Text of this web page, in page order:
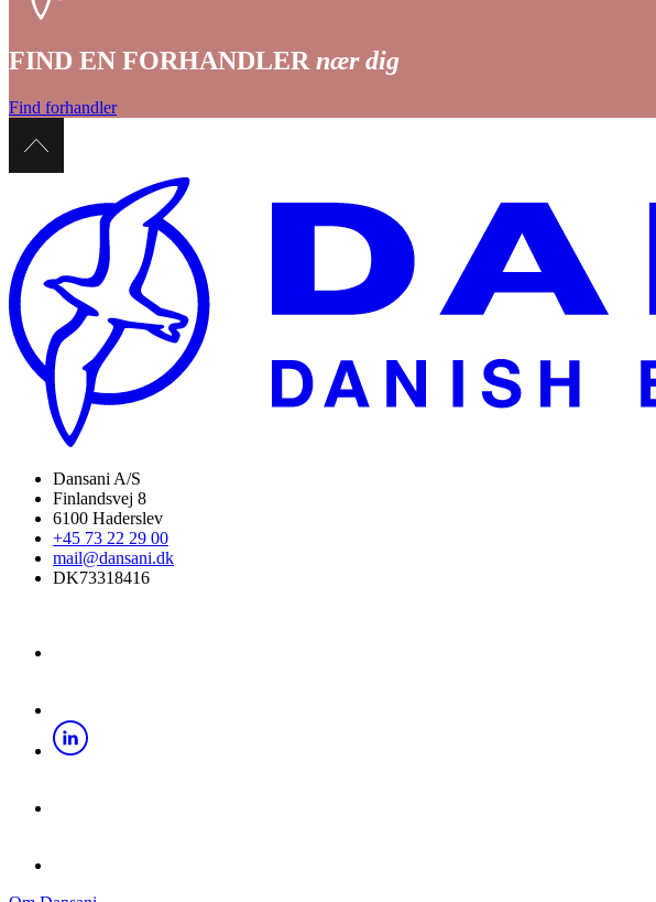
FIND EN FORHANDLER nær dig
Find forhandler
Dansani A/S
Finlandsvej 8
6100 Haderslev
+45 73 22 29 00
mail@dansani.dk
DK73318416